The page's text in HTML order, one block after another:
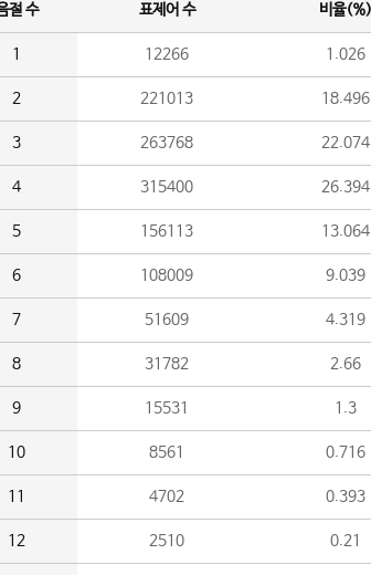
절 수 표제어 수 비율(%)
1 12266 1.026
2 221013 18.496
3 263768 22.074
4 315400 26.394
5 156113 13.064
6 108009 9.039
7 51609 4.319
8 31782 2.66
9 15531 1.3
10 8561 0.716
11 4702 0.393
12 2510 0.21